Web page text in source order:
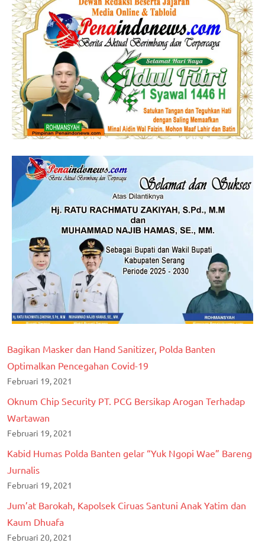
Bagikan Masker dan Hand Sanitizer, Polda Banten
Optimalkan Pencegahan Covid-19
Februari 19, 2021
Oknum Chip Security PT. PCG Bersikap Arogan Terhadap
Wartawan
Februari 19, 2021
Kabid Humas Polda Banten gelar “Yuk Ngopi Wae” Bareng
Jurnalis
Februari 19, 2021
Jum’at Barokah, Kapolsek Ciruas Santuni Anak Yatim dan
Kaum Dhuafa
Februari 20, 2021